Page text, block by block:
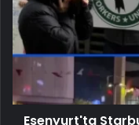
Esenyurt'ta